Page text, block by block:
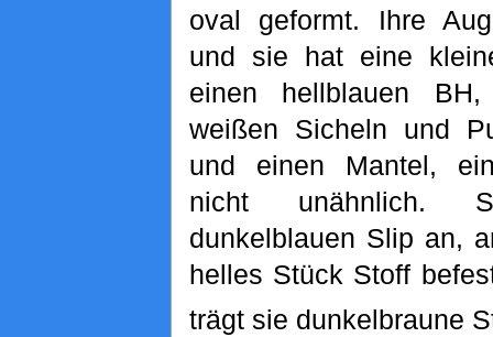
oval geformt. Ihre
und sie hat eine
einen hellblauen
weißen Sicheln und
und einen Mantel,
nicht unähnlich.
dunkelblauen Slip an,
helles Stück Stoff
trägt sie dunkelbraune